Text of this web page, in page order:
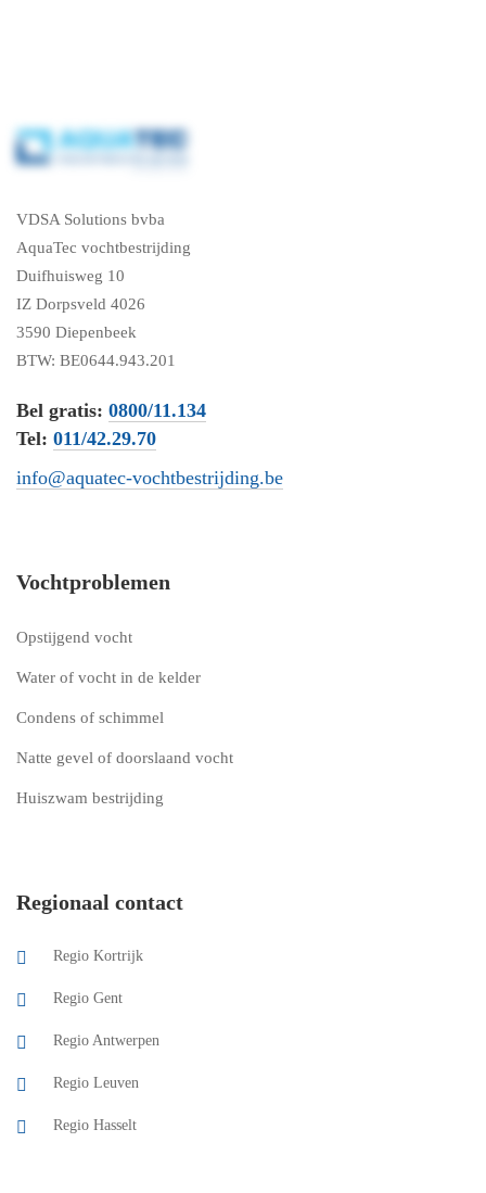
VDSA Solutions bvba
AquaTec vochtbestrijding
Duifhuisweg 10
IZ Dorpsveld 4026
3590 Diepenbeek
BTW: BE0644.943.201
Bel gratis: 0800/11.134
Tel: 011/42.29.70
info@aquatec-vochtbestrijding.be
Vochtproblemen
Opstijgend vocht
Water of vocht in de kelder
Condens of schimmel
Natte gevel of doorslaand vocht
Huiszwam bestrijding
Regionaal contact
Regio Kortrijk
Regio Gent
Regio Antwerpen
Regio Leuven
Regio Hasselt